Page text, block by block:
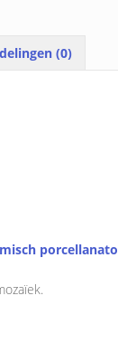
(0)
porcellanato